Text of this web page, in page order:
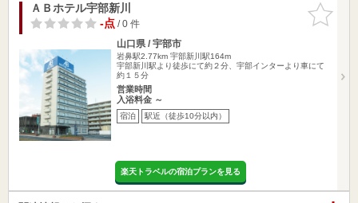
お気に入
りに追加
ＡＢホテル宇部新川
-点/ 0 件
山口県 / 宇部市
岩鼻駅2.77km 宇部新川駅164m
宇部新川駅より徒歩にて約２分、宇部インターより車にて
約１５分
営業時間
入浴料金 ～
宿泊 駅近（徒歩10分以内）
楽天トラベルの宿泊プランを見る